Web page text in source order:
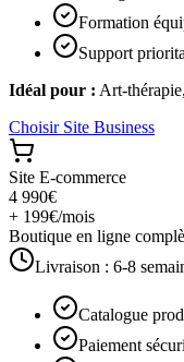
Formation
Support
Idéal pour : Art-
Choisir Site Business
Site E-commerce
4 990€
+ 199€/mois
Boutique en ligne
Livraison : 6-8
Catalogue
Paiement